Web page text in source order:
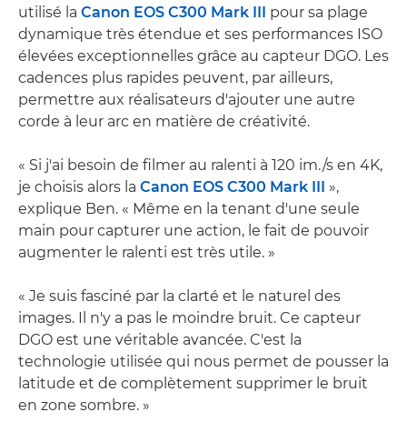
utilisé la Canon EOS C300 Mark III pour sa plage
dynamique très étendue et ses performances ISO
élevées exceptionnelles grâce au capteur DGO. Les
cadences plus rapides peuvent, par ailleurs,
permettre aux réalisateurs d'ajouter une autre
corde à leur arc en matière de créativité.
« Si j'ai besoin de filmer au ralenti à 120 im./s en 4K,
je choisis alors la Canon EOS C300 Mark III »,
explique Ben. « Même en la tenant d'une seule
main pour capturer une action, le fait de pouvoir
augmenter le ralenti est très utile. »
« Je suis fasciné par la clarté et le naturel des
images. Il n'y a pas le moindre bruit. Ce capteur
DGO est une véritable avancée. C'est la
technologie utilisée qui nous permet de pousser la
latitude et de complètement supprimer le bruit
en zone sombre. »